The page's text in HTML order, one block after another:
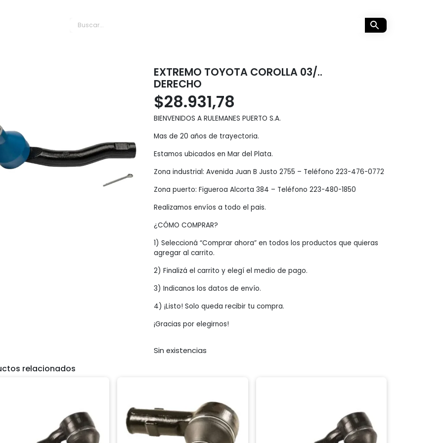
EXTREMO TOYOTA COROLLA 03/..
DERECHO
$28.931,78
BIENVENIDOS A RULEMANES PUERTO S.A.
Mas de 20 años de trayectoria.
Estamos ubicados en Mar del Plata.
Zona industrial: Avenida Juan B Justo 2755 – Teléfono 223-476-0772
Zona puerto: Figueroa Alcorta 384 – Teléfono 223-480-1850
Realizamos envíos a todo el pais.
¿CÓMO COMPRAR?
1) Seleccioná “Comprar ahora” en todos los productos que quieras
agregar al carrito.
2) Finalizá el carrito y elegí el medio de pago.
3) Indicanos los datos de envío.
4) ¡Listo! Solo queda recibir tu compra.
¡Gracias por elegirnos!
Sin existencias
relacionados